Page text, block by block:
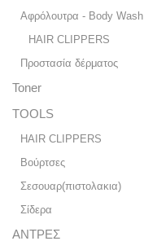
Αφρόλουτρα - Body Wash
HAIR CLIPPERS
Προστασία δέρματος
Toner
TOOLS
HAIR CLIPPERS
Βούρτσες
Σεσουαρ(πιστολακια)
Σίδερα
ΑΝΤΡΕΣ